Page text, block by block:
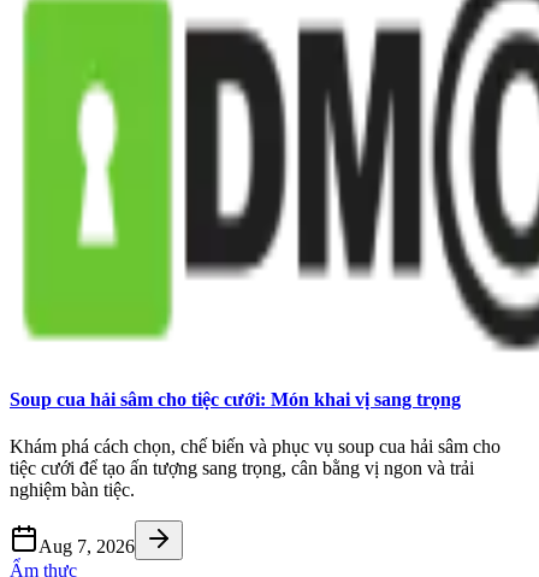
Soup cua hải sâm cho tiệc cưới: Món khai vị sang trọng
Khám phá cách chọn, chế biến và phục vụ soup cua hải sâm cho
tiệc cưới để tạo ấn tượng sang trọng, cân bằng vị ngon và trải
nghiệm bàn tiệc.
Aug 7, 2026
Ẩm thực